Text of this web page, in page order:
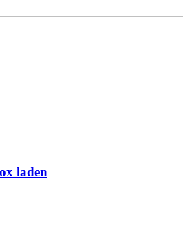
laden